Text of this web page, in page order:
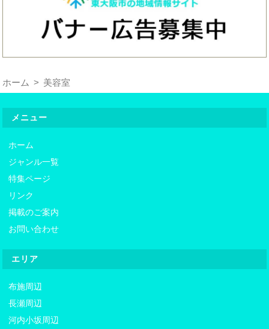
ホーム 美容室
メニュー
ホーム
ジャンル一覧
特集ページ
リンク
掲載のご案内
お問い合わせ
エリア
布施周辺
長瀬周辺
河内小坂周辺